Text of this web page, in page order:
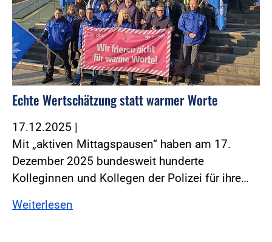
Echte Wertschätzung statt warmer Worte
17.12.2025 |
Mit „aktiven Mittagspausen“ haben am 17.
Dezember 2025 bundesweit hunderte
Kolleginnen und Kollegen der Polizei für ihre…
Weiterlesen